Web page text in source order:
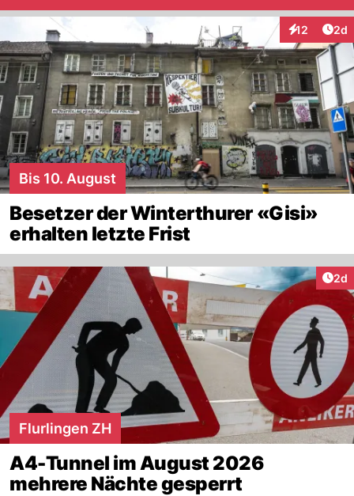
12
Interaktionen
2d
Bis 10. August
Besetzer der Winterthurer «Gisi»
erhalten letzte Frist
2d
Flurlingen ZH
A4-Tunnel im August 2026
mehrere Nächte gesperrt